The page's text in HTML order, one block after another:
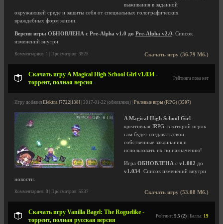
выживания в заданной
окружающей среде и защиты себя от специальных голографических
враждебных форм жизни.
Версия игры ОБНОВЛЕНА с Pre-Alpha v1.0 до Pre-Alpha v2.0. Список
изменений внутри.
Скачать игру (36.79 Мб.)
Комментариев: 1 | Просмотров: 3925
Скачать игру A Magical High School Girl v1.034 -
торрент, полная версия
Рейтинга пока нет
Игру добавил Elektra [7722|138] | 2017-01-22 (обновлено) | Ролевые игры (RPG) (3507)
A Magical High School Girl -
креативная JRPG, в которой игрок
сам будет создавать свои
собственные заклинания и
использовать их по назначению!
Игра ОБНОВЛЕНА с v1.002 до
v1.034 . Список изменений внутри
новости.
Скачать игру (53.08 Мб.)
Комментариев: 0 | Просмотров: 5537
Скачать игру Vanilla Bagel: The Roguelike -
торрент, полная русская версия
Рейтинг: 9.5 (2) | Баллы: 19